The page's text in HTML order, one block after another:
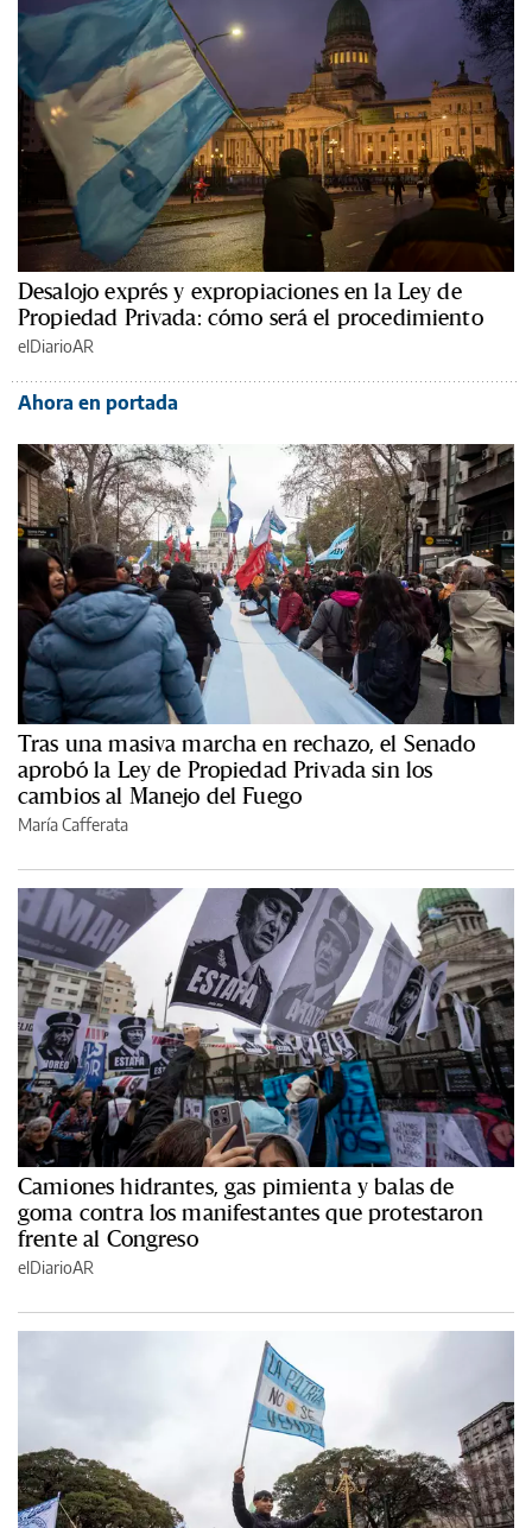
Desalojo exprés y expropiaciones en la Ley de
Propiedad Privada: cómo será el procedimiento
elDiarioAR
Ahora en portada
Tras una masiva marcha en rechazo, el Senado
aprobó la Ley de Propiedad Privada sin los
cambios al Manejo del Fuego
María Cafferata
Camiones hidrantes, gas pimienta y balas de
goma contra los manifestantes que protestaron
frente al Congreso
elDiarioAR